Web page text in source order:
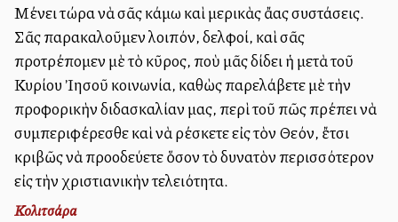
Μένει τώρα νὰ σᾶς κάμω καὶ μερικὰς ἄλλας συστάσεις.
Σᾶς παρακαλοῦμεν λοιπόν, ἀδελφοί, καὶ σᾶς
προτρέπομεν μὲ τὸ κῦρος, ποὺ μᾶς δίδει ἡ μετὰ τοῦ
Κυρίου Ἰησοῦ κοινωνία, καθὼς παρελάβετε μὲ τὴν
προφορικὴν διδασκαλίαν μας, περὶ τοῦ πῶς πρέπει νὰ
συμπεριφέρεσθε καὶ νὰ ἀρέσκετε εἰς τὸν Θεόν, ἔτσι
ἀκριβῶς νὰ προοδεύετε ὅσον τὸ δυνατὸν περισσότερον
εἰς τὴν χριστιανικὴν τελειότητα.
Κολιτσάρα